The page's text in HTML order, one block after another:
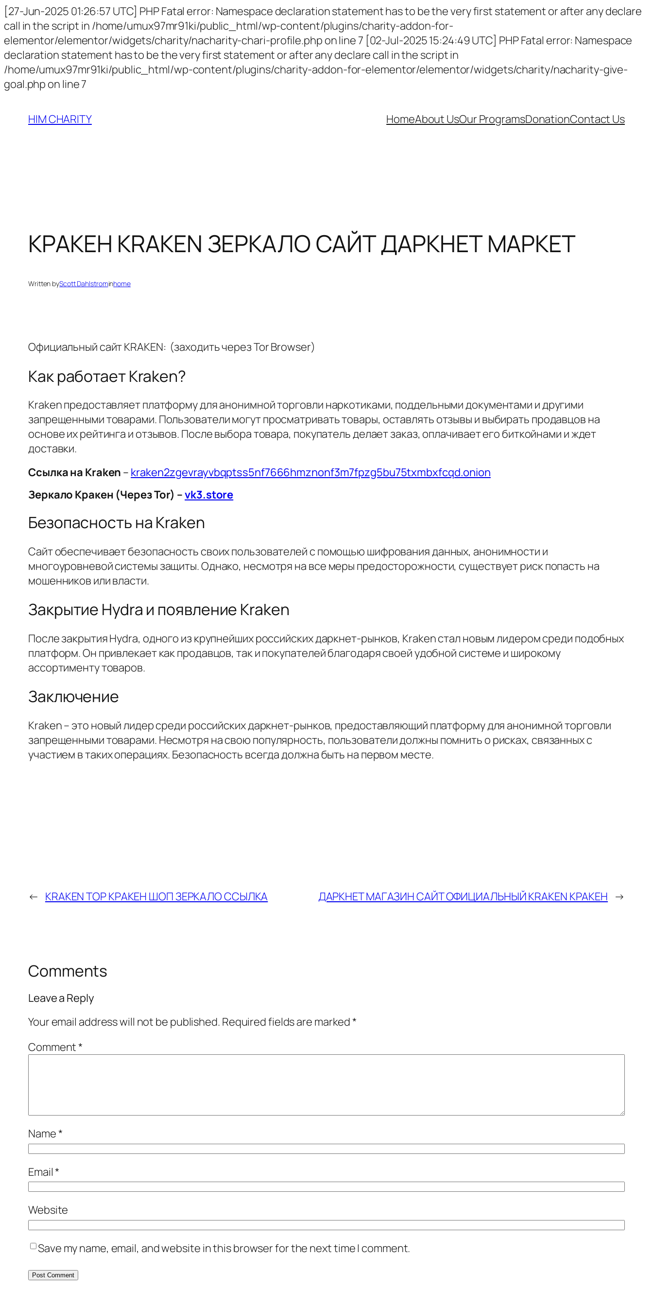
[27-Jun-2025 01:26:57 UTC] PHP Fatal error: Namespace declaration statement has to be the very first statement or after any declare
call in the script in /home/umux97mr91ki/public_html/wp-content/plugins/charity-addon-for-
elementor/elementor/widgets/charity/nacharity-chari-profile.php on line 7 [02-Jul-2025 15:24:49 UTC] PHP Fatal error: Namespace
declaration statement has to be the very first statement or after any declare call in the script in
/home/umux97mr91ki/public_html/wp-content/plugins/charity-addon-for-elementor/elementor/widgets/charity/nacharity-give-
goal.php on line 7
HIM CHARITY HomeAbout UsOur ProgramsDonationContact Us
КРАКЕН KRAKEN ЗЕРКАЛО САЙТ ДАРКНЕТ МАРКЕТ
Written byScott Dahlstrominhome
Официальный сайт KRAKEN: (заходить через Tor Browser)
Как работает Kraken?
Kraken предоставляет платформу для анонимной торговли наркотиками, поддельными документами и другими
запрещенными товарами. Пользователи могут просматривать товары, оставлять отзывы и выбирать продавцов на
основе их рейтинга и отзывов. После выбора товара, покупатель делает заказ, оплачивает его биткойнами и ждет
доставки.
Cсылка на Kraken – kraken2zgevrayvbqptss5nf7666hmznonf3m7fpzg5bu75txmbxfcqd.onion
Зеркало Кракен (Через Tor) –vk3.store
Безопасность на Kraken
Сайт обеспечивает безопасность своих пользователей с помощью шифрования данных, анонимности и
многоуровневой системы защиты. Однако, несмотря на все меры предосторожности, существует риск попасть на
мошенников или власти.
Закрытие Hydra и появление Kraken
После закрытия Hydra, одного из крупнейших российских даркнет-рынков, Kraken стал новым лидером среди подобных
платформ. Он привлекает как продавцов, так и покупателей благодаря своей удобной системе и широкому
ассортименту товаров.
Заключение
Kraken – это новый лидер среди российских даркнет-рынков, предоставляющий платформу для анонимной торговли
запрещенными товарами. Несмотря на свою популярность, пользователи должны помнить о рисках, связанных с
участием в таких операциях. Безопасность всегда должна быть на первом месте.
← KRAKEN ТОР КРАКЕН ШОП ЗЕРКАЛО ССЫЛКА ДАРКНЕТ МАГАЗИН САЙТ ОФИЦИАЛЬНЫЙ KRAKEN КРАКЕН →
Comments
Leave a Reply
Your email address will not be published. Required fields are marked*
Comment*
Name*
Email*
Website
Save my name, email, and website in this browser for the next time I comment.